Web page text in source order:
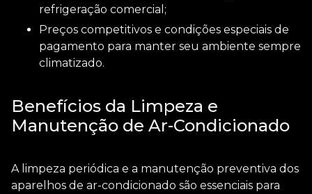
refrigeração comercial;
Preços competitivos e condições especiais de
pagamento para manter seu ambiente sempre
climatizado.
Benefícios da Limpeza e
Manutenção de Ar-Condicionado
A limpeza periódica e a manutenção preventiva dos
aparelhos de ar-condicionado são essenciais para